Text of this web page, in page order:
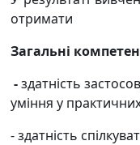
отримати
Загальні
­ -здатність
уміння у
- здатність